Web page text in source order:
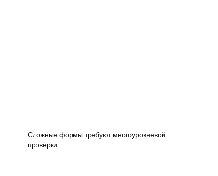
Сложные формы требуют многоуровневой
проверки.